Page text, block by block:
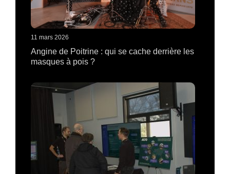
11 mars 2026
Angine de Poitrine : qui se cache derrière les
masques à pois ?